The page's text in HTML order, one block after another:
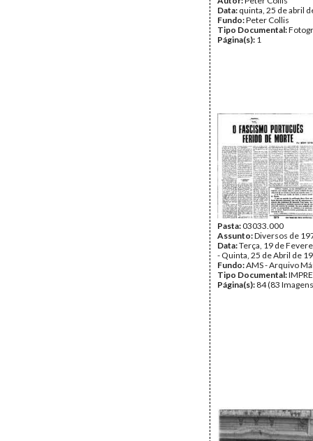
Data: quinta, 25 de abril
Fundo:Peter Collis
Tipo Documental:
Página(s): 1
Pasta:03033.000
Assunto:Diversos de
Data:Terça, 19 de
- Quinta, 25 de Abril de
Fundo:AMS - Arquivo
Tipo Documental:
Página(s): 84 (83